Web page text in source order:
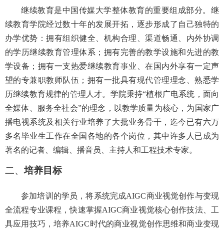
继续教育是中国传媒大学整体教育的重要组成部分。继
续教育学院经过数十年的发展开拓，逐步形成了自己独特的
办学优势：拥有组织健全、机构合理、渠道畅通、内外协调
的学历继续教育管理体系；拥有完善的教学设施和先进的教
学设备；拥有一支热爱继续教育事业、在国内外享有一定声
望的专兼职教师队伍；拥有一批具有现代管理理念、熟悉学
历继续教育规律的管理人才。学院秉持“植根广电系统，面向
全媒体、服务全社会”的理念，以教学质量为核心，为国家广
播电视系统及相关行业培养了大批业务骨干，迄今已有六万
多名毕业生工作在全国各地的各个岗位，其中许多人已成为
著名的记者、编辑、播音员、主持人和工程技术专家。
二、培养目标
参加培训的学员，将系统完成AIGC商业视觉创作与变现
全流程专业课程，快速掌握AIGC商业视觉核心创作技法、工
具应用技巧，培养AIGC时代的商业视觉创作思维和商业变现